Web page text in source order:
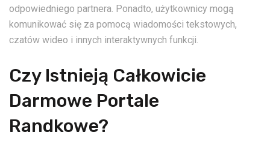
odpowiedniego partnera. Ponadto, użytkownicy mogą
komunikować się za pomocą wiadomości tekstowych,
czatów wideo i innych interaktywnych funkcji.
Czy Istnieją Całkowicie
Darmowe Portale
Randkowe?